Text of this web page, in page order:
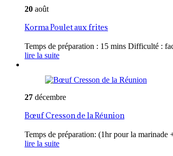
20 août
Korma Poulet aux frites
Temps de préparation : 15 mins Difficulté :
lire la suite
27 décembre
Bœuf Cresson de la Réunion
Temps de préparation: (1hr pour la marinade
lire la suite